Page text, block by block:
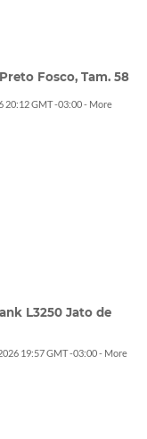
Fosco, Tam. 58
20:12 GMT -03:00 - More
L3250 Jato de
19:57 GMT -03:00 - More